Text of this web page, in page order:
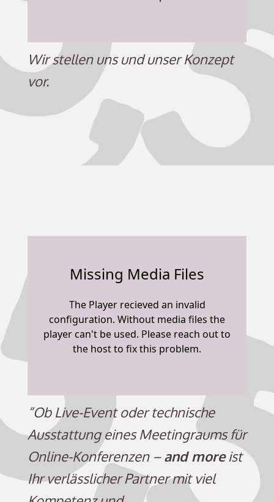
Wir stellen uns und unser Konzept
vor.
“Ob Live-Event oder technische
Ausstattung eines Meetingraums für
Online-Konferenzen –and moreist
Ihr verlässlicher Partner mit viel